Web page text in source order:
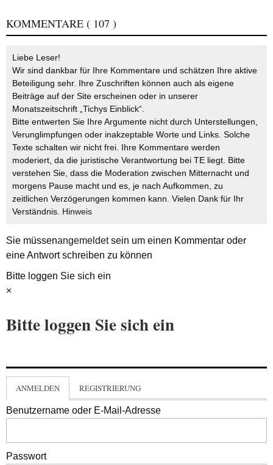
KOMMENTARE ( 107 )
Liebe Leser!
Wir sind dankbar für Ihre Kommentare und schätzen Ihre aktive
Beteiligung sehr. Ihre Zuschriften können auch als eigene
Beiträge auf der Site erscheinen oder in unserer
Monatszeitschrift „Tichys Einblick“.
Bitte entwerten Sie Ihre Argumente nicht durch Unterstellungen,
Verunglimpfungen oder inakzeptable Worte und Links. Solche
Texte schalten wir nicht frei. Ihre Kommentare werden
moderiert, da die juristische Verantwortung bei TE liegt. Bitte
verstehen Sie, dass die Moderation zwischen Mitternacht und
morgens Pause macht und es, je nach Aufkommen, zu
zeitlichen Verzögerungen kommen kann. Vielen Dank für Ihr
Verständnis. Hinweis
Sie müssenangemeldetsein um einen Kommentar oder
eine Antwort schreiben zu können
Bitte loggen Sie sich ein
×
Bitte loggen Sie sich ein
ANMELDEN REGISTRIERUNG
Benutzername oder E-Mail-Adresse
Passwort